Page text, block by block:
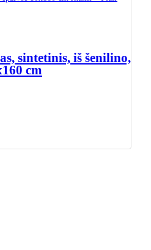
sintetinis, iš šenilino,
cm